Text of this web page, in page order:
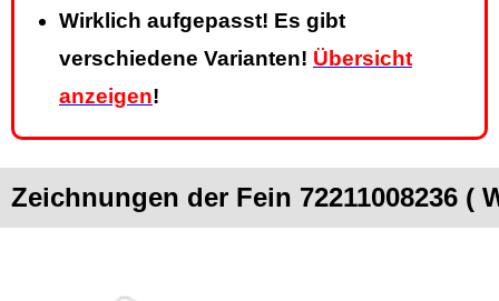
Wirklich aufgepasst! Es gibt
verschiedene Varianten! Übersicht
anzeigen!
Zeichnungen der Fein 72211008236 (